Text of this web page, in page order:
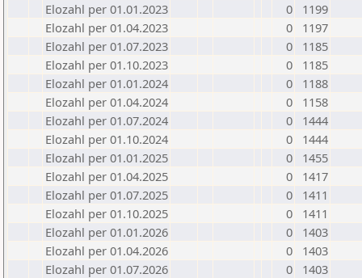
Elozahl per 01.01.2023
0
1199
Elozahl per 01.04.2023
0
1197
Elozahl per 01.07.2023
0
1185
Elozahl per 01.10.2023
0
1185
Elozahl per 01.01.2024
0
1188
Elozahl per 01.04.2024
0
1158
Elozahl per 01.07.2024
0
1444
Elozahl per 01.10.2024
0
1444
Elozahl per 01.01.2025
0
1455
Elozahl per 01.04.2025
0
1417
Elozahl per 01.07.2025
0
1411
Elozahl per 01.10.2025
0
1411
Elozahl per 01.01.2026
0
1403
Elozahl per 01.04.2026
0
1403
Elozahl per 01.07.2026
0
1403